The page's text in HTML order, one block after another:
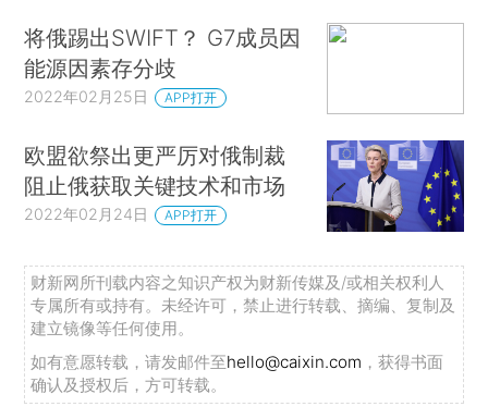
将俄踢出SWIFT？ G7成员因
能源因素存分歧
2022年02月25日 APP打开
欧盟欲祭出更严厉对俄制裁
阻止俄获取关键技术和市场
2022年02月24日 APP打开
财新网所刊载内容之知识产权为财新传媒及/或相关权利人
专属所有或持有。未经许可，禁止进行转载、摘编、复制及
建立镜像等任何使用。
如有意愿转载，请发邮件至hello@caixin.com ，获得书面
确认及授权后，方可转载。